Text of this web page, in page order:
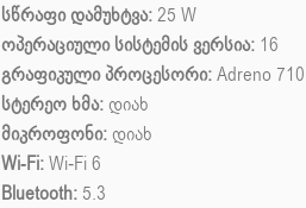
სწრაფი დამუხტვა:25 W
ოპერაციული სისტემის ვერსია: 16
გრაფიკული პროცესორი:Adreno 710
სტერეო ხმა: დიახ
მიკროფონი: დიახ
Wi-Fi:Wi-Fi 6
Bluetooth: 5.3